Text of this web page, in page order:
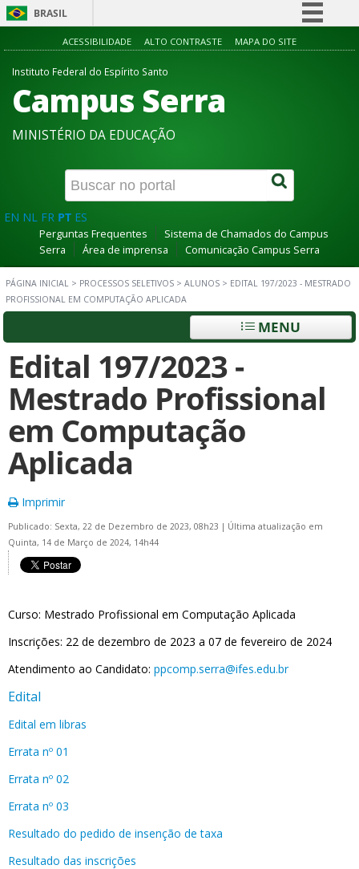
BRASIL
Simplifique!
Acesso à informação
Canais
ACESSIBILIDADE ALTO CONTRASTE MAPA DO SITE
Instituto Federal do Espírito Santo
Campus Serra
MINISTÉRIO DA EDUCAÇÃO
EN NL FR PT ES
Perguntas Frequentes
Sistema de Chamados do Campus
Serra
Área de imprensa Comunicação Campus Serra
PÁGINA INICIAL > PROCESSOS SELETIVOS > ALUNOS > EDITAL 197/2023 - MESTRADO
PROFISSIONAL EM COMPUTAÇÃO APLICADA
MENU
Edital 197/2023 -
Mestrado Profissional
em Computação
Aplicada
Imprimir
Publicado: Sexta, 22 de Dezembro de 2023, 08h23 | Última atualização em
Quinta, 14 de Março de 2024, 14h44
Curso: Mestrado Profissional em Computação Aplicada
Inscrições: 22 de dezembro de 2023 a 07 de fevereiro de 2024
Atendimento ao Candidato: ppcomp.serra@ifes.edu.br
Edital
Edital em libras
Errata nº 01
Errata nº 02
Errata nº 03
Resultado do pedido de insenção de taxa
Resultado das inscrições